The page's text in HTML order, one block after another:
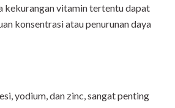
kekurangan vitamin tertentu dapat
konsentrasi atau penurunan daya
yodium, dan zinc, sangat penting